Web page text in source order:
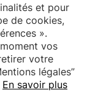
et pour
de cookies,
».
vos
votre
légales”
En savoir plus